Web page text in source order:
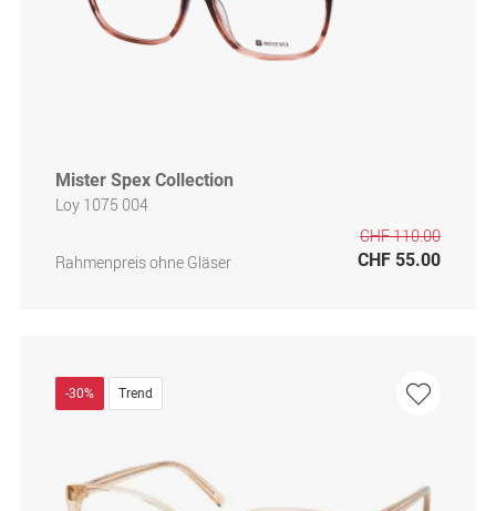
Mister Spex Collection
Loy 1075 004
Rahmenpreis ohne Gläser
CHF 110.00
CHF 55.00
-30% Trend